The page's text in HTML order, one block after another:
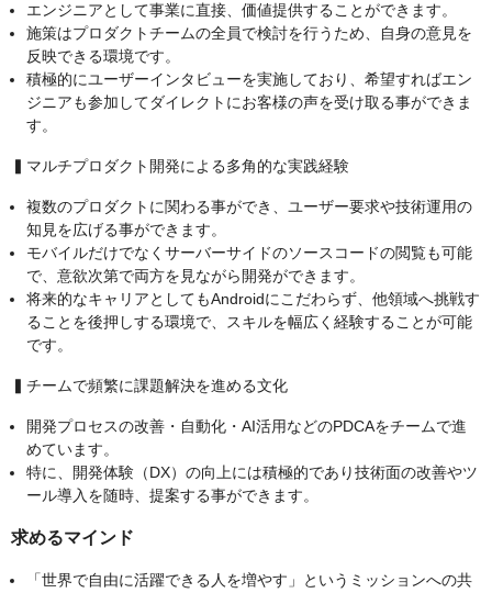
エンジニアとして事業に直接、価値提供することができます。
施策はプロダクトチームの全員で検討を行うため、自身の意見を
反映できる環境です。
積極的にユーザーインタビューを実施しており、希望すればエン
ジニアも参加してダイレクトにお客様の声を受け取る事ができま
す。
▍マルチプロダクト開発による多角的な実践経験
複数のプロダクトに関わる事ができ、ユーザー要求や技術運用の
知見を広げる事ができます。
モバイルだけでなくサーバーサイドのソースコードの閲覧も可能
で、意欲次第で両方を見ながら開発ができます。
将来的なキャリアとしてもAndroidにこだわらず、他領域へ挑戦す
ることを後押しする環境で、スキルを幅広く経験することが可能
です。
▍チームで頻繁に課題解決を進める文化
開発プロセスの改善・自動化・AI活用などのPDCAをチームで進
めています。
特に、開発体験（DX）の向上には積極的であり技術面の改善やツ
ール導入を随時、提案する事ができます。
求めるマインド
「世界で自由に活躍できる人を増やす」というミッションへの共